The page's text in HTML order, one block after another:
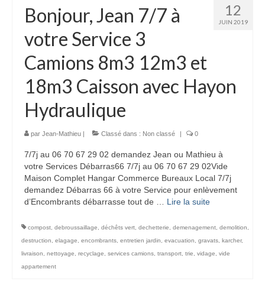
12
JUIN 2019
Bonjour, Jean 7/7 à
votre Service 3
Camions 8m3 12m3 et
18m3 Caisson avec Hayon
Hydraulique
par Jean-Mathieu | Classé dans : Non classé | 0
7/7j au 06 70 67 29 02 demandez Jean ou Mathieu à
votre Services Débarras66 7/7j au 06 70 67 29 02Vide
Maison Complet Hangar Commerce Bureaux Local 7/7j
demandez Débarras 66 à votre Service pour enlèvement
d’Encombrants débarrasse tout de … Lire la suite­­
compost debroussaillage déchêts vert dechetterie demenagement demolition
destruction
elagage encombrants entretien jardin evacuation gravats karcher,
livraison
nettoyage recyclage services camions transport trie vidage
vide
appartement